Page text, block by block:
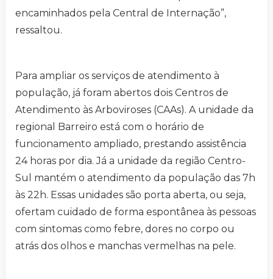
encaminhados pela Central de Internação”,
ressaltou.
Para ampliar os serviços de atendimento à
população, já foram abertos dois Centros de
Atendimento às Arboviroses (CAAs). A unidade da
regional Barreiro está com o horário de
funcionamento ampliado, prestando assistência
24 horas por dia. Já a unidade da região Centro-
Sul mantém o atendimento da população das 7h
às 22h. Essas unidades são porta aberta, ou seja,
ofertam cuidado de forma espontânea às pessoas
com sintomas como febre, dores no corpo ou
atrás dos olhos e manchas vermelhas na pele.